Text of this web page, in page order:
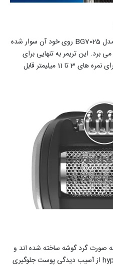
تریمر بادی گروم فیلیپس سری 7000 مدل BG7025 روی خود آن سوار شده
برد. این تریمر به تنهایی برای
اصلاح نزدیک به نمره 0 یا با 5 درجه برای نمره های 3 تا 11 میلیمتر قابل
صورت گرد گوشه ساخته شده اند و
یک لایه ضد حساسیت hypoallergenic از آسیب دیدگی پوست جلوگیری